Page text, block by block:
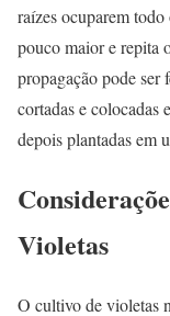
raízes ocuparem
pouco maior e repita
propagação pode ser
cortadas e colocadas
depois plantadas em
Violetas
O cultivo de violetas